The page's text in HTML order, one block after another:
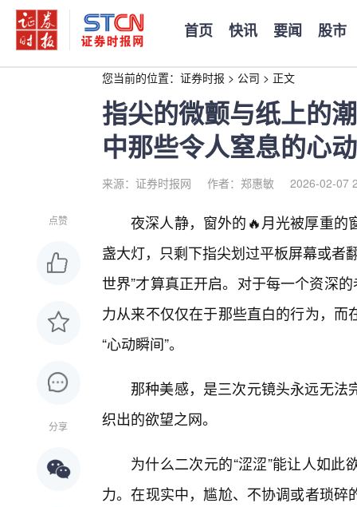
首页 快讯 要闻 股市
您当前的位置： 证券时报 > 公司 > 正文
指尖的微颤与纸上的
中那些令人窒息的心
来源：证券时报网 作者：郑惠敏 2026-02-07
点赞
分享
夜深人静，窗外的🔥月光被厚重的
盏大灯，只剩下指尖划过平板屏幕或者
世界”才算真正开启。对于每一个资深
力从来不仅仅在于那些直白的行为，
“心动瞬间”。
那种美感，是三次元镜头永远无
织出的欲望之网。
为什么二次元的“涩涩”能让人如
力。在现实中，尴尬、不协调或者琐